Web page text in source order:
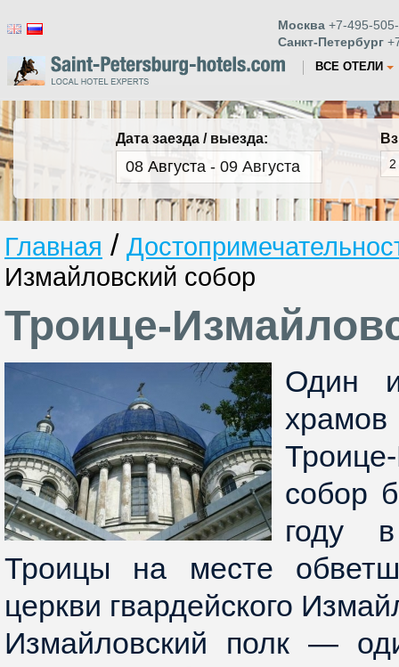
Москва +7-495-
Санкт-Петербург
ВСЕ ОТЕЛИ
Дата заезда / выезда:
Главная /
Измайловский собор
Троице-
Один
собор
году
Троицы на месте
церкви гвардейского
Измайловский полк —